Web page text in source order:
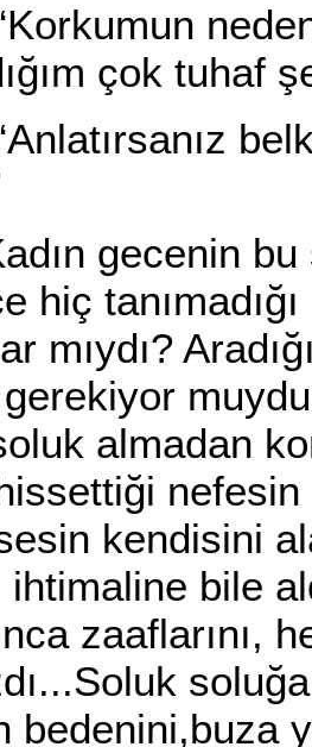
nedeni
çok tuhaf
belki
bu
hiç
mıydı?
almadan
kendisini
bile
zaaflarını,
bedenini,buza